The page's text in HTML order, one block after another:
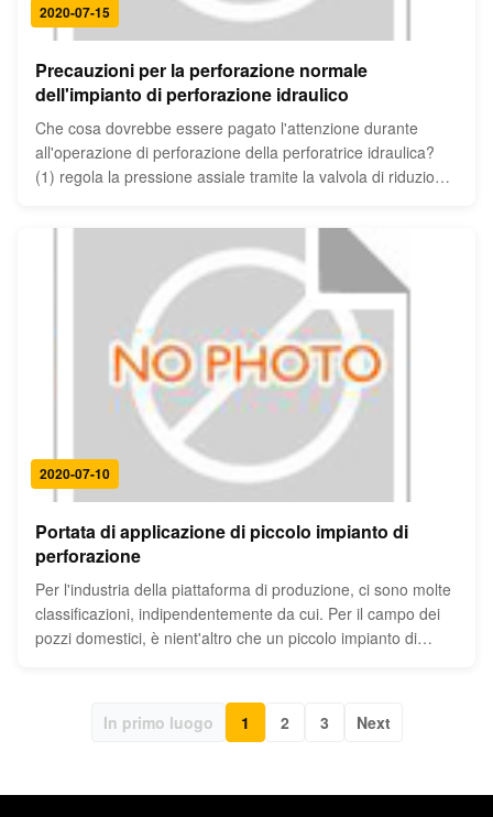
2020-07-15
Precauzioni per la perforazione normale
dell'impianto di perforazione idraulico
Che cosa dovrebbe essere pagato l'attenzione durante
all'operazione di perforazione della perforatrice idraulica?
(1) regola la pressione assiale tramite la valvola di riduzione
regolarmente regolare lo spazio fra il piatto scorrevole e la
2020-07-10
Portata di applicazione di piccolo impianto di
perforazione
Per l'industria della piattaforma di produzione, ci sono molte
classificazioni, indipendentemente da cui. Per il campo dei
pozzi domestici, è nient'altro che un piccolo impianto di
In primo luogo
1 2 3 Next